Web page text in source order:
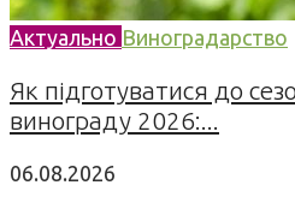
Актуально Виноградарство
Як підготуватися до
винограду 2026:...
06.08.2026